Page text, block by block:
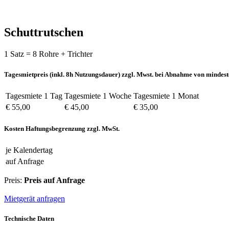
Schuttrutschen
1 Satz = 8 Rohre + Trichter
Tagesmietpreis (inkl. 8h Nutzungsdauer) zzgl. Mwst. bei Abnahme von
Tagesmiete 1 Tag Tagesmiete 1 Woche Tagesmiete 1 Monat
€ 55,00
€ 45,00 € 35,00
Kosten Haftungsbegrenzung zzgl. MwSt.
je Kalendertag
auf Anfrage
Preis: Preis auf Anfrage
Mietgerät anfragen
Technische Daten